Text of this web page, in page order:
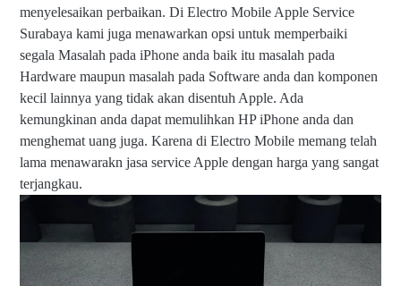
menyelesaikan perbaikan. Di Electro Mobile Apple Service
Surabaya kami juga menawarkan opsi untuk memperbaiki
segala Masalah pada iPhone anda baik itu masalah pada
Hardware maupun masalah pada Software anda dan komponen
kecil lainnya yang tidak akan disentuh Apple. Ada
kemungkinan anda dapat memulihkan HP iPhone anda dan
menghemat uang juga. Karena di Electro Mobile memang telah
lama menawarakn jasa service Apple dengan harga yang sangat
terjangkau.
|
P
ne
W
ts
ap
0
2-
6